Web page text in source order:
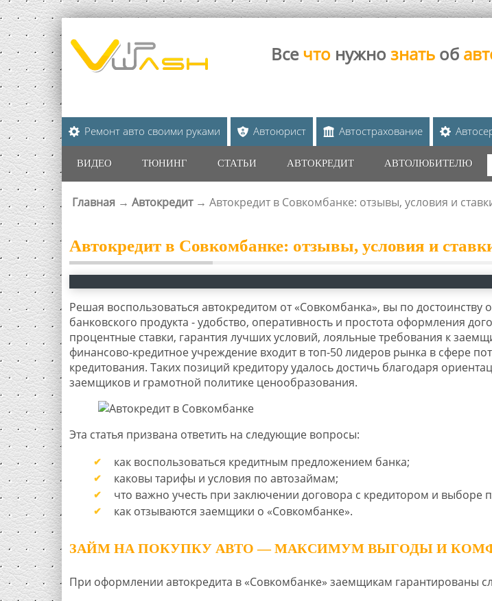
Все что нужно знать об
Ремонт авто своими руками Автоюрист Автострахование
ВИДЕО ТЮНИНГ СТАТЬИ АВТОКРЕДИТ АВТОЛЮБИТЕЛЮ
ВЫ ЗДЕСЬ
Главная → Автокредит → Автокредит в Совкомбанке: отзывы, условия и
Автокредит в Совкомбанке: отзывы, условия и
Решая воспользоваться автокредитом от «Совкомбанка», вы по достоинству
банковского продукта - удобство, оперативность и простота оформления
процентные ставки, гарантия лучших условий, лояльные требования к
финансово-кредитное учреждение входит в топ-50 лидеров рынка в сфере
кредитования. Таких позиций кредитору удалось достичь благодаря
заемщиков и грамотной политике ценообразования.
Эта статья призвана ответить на следующие вопросы:
как воспользоваться кредитным предложением банка;
каковы тарифы и условия по автозаймам;
что важно учесть при заключении договора с кредитором и выборе
как отзываются заемщики о «Совкомбанке».
ЗАЙМ НА ПОКУПКУ АВТО — МАКСИМУМ ВЫГОДЫ И
При оформлении автокредита в «Совкомбанке» заемщикам гарантированы